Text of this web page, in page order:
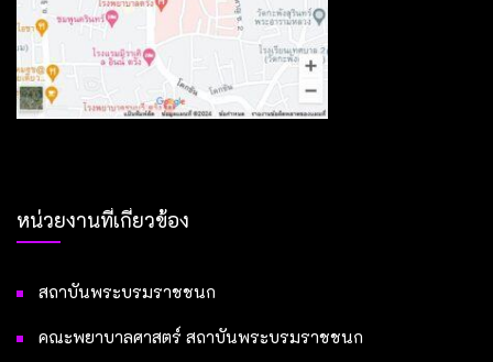
หน่วยงานที่เกี่ยวข้อง
สถาบันพระบรมราชชนก
คณะพยาบาลศาสตร์ สถาบันพระบรมราชชนก